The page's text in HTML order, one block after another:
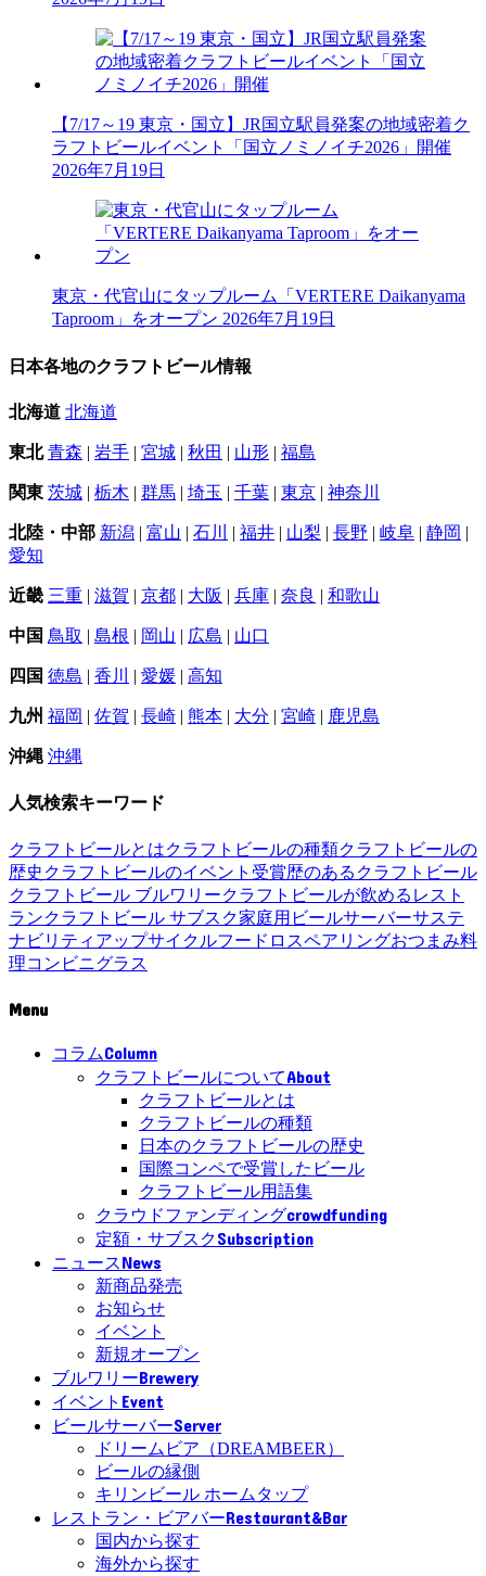
【7/17～19 東京・国立】JR国立駅員発案の地域密着ク
ラフトビールイベント「国立ノミノイチ2026」開催
2026年7月19日
東京・代官山にタップルーム「VERTERE Daikanyama
Taproom」をオープン 2026年7月19日
日本各地のクラフトビール情報
北海道 北海道
東北 青森 | 岩手 | 宮城 | 秋田 | 山形 | 福島
関東 茨城 | 栃木 | 群馬 | 埼玉 | 千葉 | 東京 | 神奈川
北陸・中部 新潟 | 富山 | 石川 | 福井 | 山梨 | 長野 | 岐阜 | 静岡 |
愛知
近畿 三重 | 滋賀 | 京都 | 大阪 | 兵庫 | 奈良 | 和歌山
中国 鳥取 | 島根 | 岡山 | 広島 | 山口
四国 徳島 | 香川 | 愛媛 | 高知
九州 福岡 | 佐賀 | 長崎 | 熊本 | 大分 | 宮崎 | 鹿児島
沖縄 沖縄
人気検索キーワード
クラフトビールとはクラフトビールの種類クラフトビールの
歴史 クラフトビールのイベント 受賞歴のあるクラフトビール
クラフトビール ブルワリークラフトビールが飲めるレスト
ランクラフトビール サブスク家庭用ビールサーバーサステ
ナビリティ アップサイクルフードロスペアリングおつまみ料
理コンビニグラス
Menu
コラムColumn
クラフトビールについてAbout
クラフトビールとは
クラフトビールの種類
日本のクラフトビールの歴史
国際コンペで受賞したビール
クラフトビール用語集
クラウドファンディングcrowdfunding
定額・サブスクSubscription
ニュースNews
新商品発売
お知らせ
イベント
新規オープン
ブルワリーBrewery
イベント Event
ビールサーバーServer
ドリームビア（DREAMBEER）
ビールの縁側
キリンビール ホームタップ
レストラン・ビアバーRestaurant&Bar
国内から探す
海外から探す